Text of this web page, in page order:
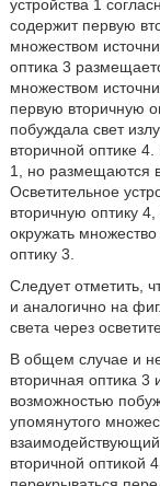
устройства 1
содержит первую
множеством
оптика 3
множеством
первую вторичную
побуждала свет
вторичной оптике
1, но размещаются
Осветительное
вторичную оптику
окружать
оптику 3.
Следует отметить,
и аналогично на
света через
В общем случае и
вторичная оптика 3
возможностью
упомянутого
вторичной оптикой